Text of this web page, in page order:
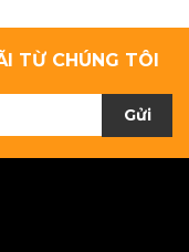
TỪ CHÚNG TÔI
Gửi